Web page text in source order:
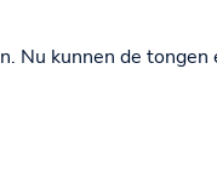
Nu kunnen de tongen